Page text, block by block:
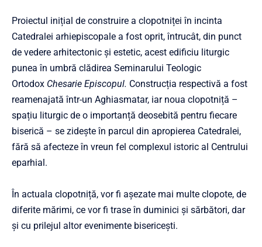
Proiectul inițial de construire a clopotniței în incinta
Catedralei arhiepiscopale a fost oprit, întrucât, din punct
de vedere arhitectonic și estetic, acest edificiu liturgic
punea în umbră clădirea Seminarului Teologic
Ortodox Chesarie Episcopul. Construcția respectivă a fost
reamenajată într-un Aghiasmatar, iar noua clopotniță –
spațiu liturgic de o importanță deosebită pentru fiecare
biserică – se zidește în parcul din apropierea Catedralei,
fără să afecteze în vreun fel complexul istoric al Centrului
eparhial.
În actuala clopotniță, vor fi așezate mai multe clopote, de
diferite mărimi, ce vor fi trase în duminici și sărbători, dar
și cu prilejul altor evenimente bisericești.